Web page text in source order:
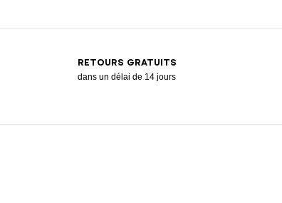
RETOURS GRATUITS
dans un délai de 14 jours